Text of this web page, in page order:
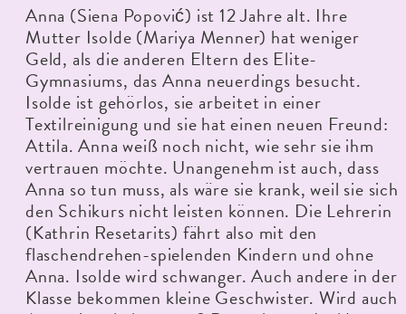
Anna (Siena Popović) ist 12 Jahre alt. Ihre
Mutter Isolde (Mariya Menner) hat weniger
Geld, als die anderen Eltern des Elite-
Gymnasiums, das Anna neuerdings besucht.
Isolde ist gehörlos, sie arbeitet in einer
Textilreinigung und sie hat einen neuen Freund:
Attila. Anna weiß noch nicht, wie sehr sie ihm
vertrauen möchte. Unangenehm ist auch, dass
Anna so tun muss, als wäre sie krank, weil sie sich
den Schikurs nicht leisten können. Die Lehrerin
(Kathrin Resetarits) fährt also mit den
flaschendrehen-spielenden Kindern und ohne
Anna. Isolde wird schwanger. Auch andere in der
Klasse bekommen kleine Geschwister. Wird auch